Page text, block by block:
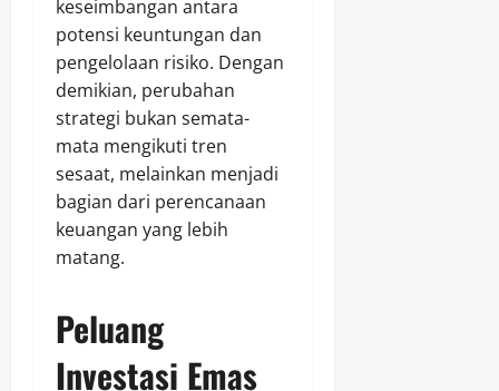
keseimbangan antara
potensi keuntungan dan
pengelolaan risiko. Dengan
demikian, perubahan
strategi bukan semata-
mata mengikuti tren
sesaat, melainkan menjadi
bagian dari perencanaan
keuangan yang lebih
matang.
Peluang
Investasi Emas